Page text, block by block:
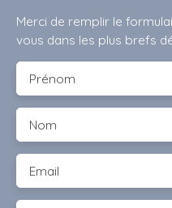
Merci de remplir le
vous dans les plus brefs
Prénom
Nom
Email